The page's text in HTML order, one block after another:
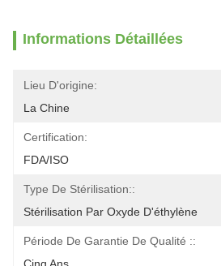
Informations Détaillées
Lieu D'origine:
La Chine
Certification:
FDA/ISO
Type De Stérilisation::
Stérilisation Par Oxyde D'éthylène
Période De Garantie De Qualité ::